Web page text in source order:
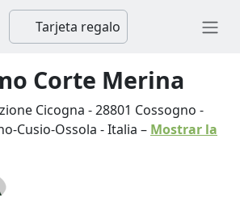
Tarjeta regalo
Corte Merina
Cicogna -28801 Cossogno -
Cusio-Ossola -Italia – Mostrar la